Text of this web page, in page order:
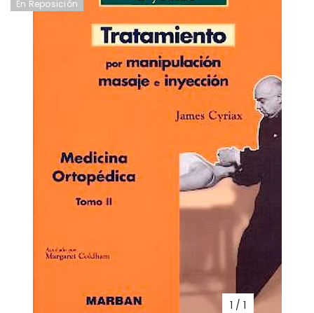
En Reposición
1 / 1